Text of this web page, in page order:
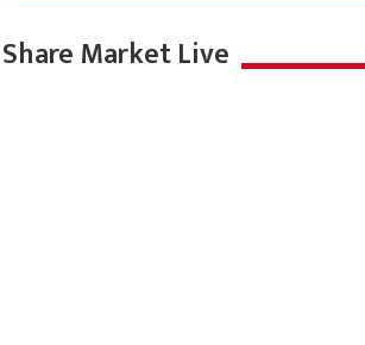
Share Market Live